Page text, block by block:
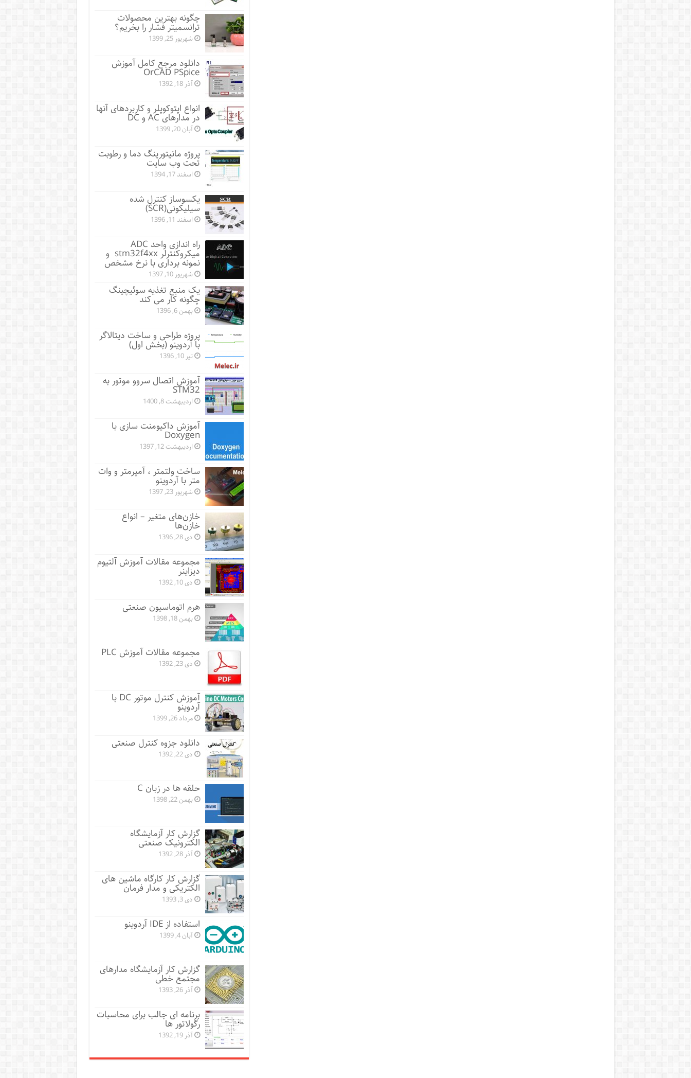
چگونه بهترین محصولات
ترانسمیتر فشار را بخریم؟
شهریور 25, 1399
دانلود مرجع کامل آموزش
OrCAD PSpice
آذر 18, 1392
انواع اپتوکوپلر و کاربردهای آنها
در مدارهای AC و DC
آبان 20, 1399
پروژه مانيتورينگ دما و رطوبت
تحت وب سایت
اسفند 17, 1394
یکسوساز کنترل شده
سیلیکونی(SCR)
اسفند 11, 1396
راه اندازی واحد ADC
میکروکنترلر stm32f4xx و
نمونه برداری با نرخ مشخص
شهریور 10, 1397
یک منبع تغذیه سوئیچینگ
چگونه کار می کند
بهمن 6, 1396
پروژه طراحی و ساخت دیتالاگر
با آردوینو (بخش اول)
تیر 10, 1396
آموزش اتصال سروو موتور به
STM32
اردیبهشت 8, 1400
آموزش داکیومنت سازی با
Doxygen
اردیبهشت 12, 1397
ساخت ولتمتر ، آمپرمتر و وات
متر با آردوینو
شهریور 23, 1397
خازن‌های متغیر – انواع
خازن‌ها
دی 28, 1396
مجموعه مقالات آموزش آلتیوم
دیزاینر
دی 10, 1392
هرم اتوماسیون صنعتی
بهمن 18, 1398
مجموعه مقالات آموزش PLC
دی 23, 1392
آموزش کنترل موتور DC با
آردوینو
مرداد 26, 1399
دانلود جزوه کنترل صنعتی
دی 22, 1392
حلقه ها در زبان C
بهمن 22, 1398
گزارش کار آزمایشگاه
الکترونیک صنعتی
آذر 28, 1392
گزارش کار کارگاه ماشین های
الکتریکی و مدار فرمان
دی 3, 1393
استفاده از IDE آردوینو
آبان 4, 1399
گزارش کار آزمایشگاه مدارهای
مجتمع خطی
آذر 26, 1393
برنامه ای جالب برای محاسبات
رگولاتور ها
آذر 19, 1392